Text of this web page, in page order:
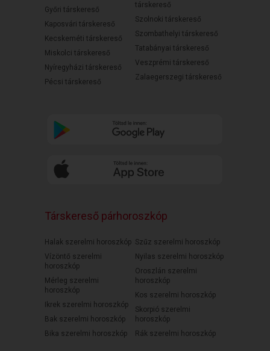
Győri társkereső
Kaposvári társkereső
Kecskeméti társkereső
Miskolci társkereső
Nyíregyházi társkereső
Pécsi társkereső
társkereső
Szolnoki társkereső
Szombathelyi társkereső
Tatabányai társkereső
Veszprémi társkereső
Zalaegerszegi társkereső
Társkereső párhoroszkóp
Halak szerelmi horoszkóp
Vízöntő szerelmi
horoszkóp
Mérleg szerelmi
horoszkóp
Ikrek szerelmi horoszkóp
Bak szerelmi horoszkóp
Bika szerelmi horoszkóp
Szűz szerelmi horoszkóp
Nyilas szerelmi horoszkóp
Oroszlán szerelmi
horoszkóp
Kos szerelmi horoszkóp
Skorpió szerelmi
horoszkóp
Rák szerelmi horoszkóp